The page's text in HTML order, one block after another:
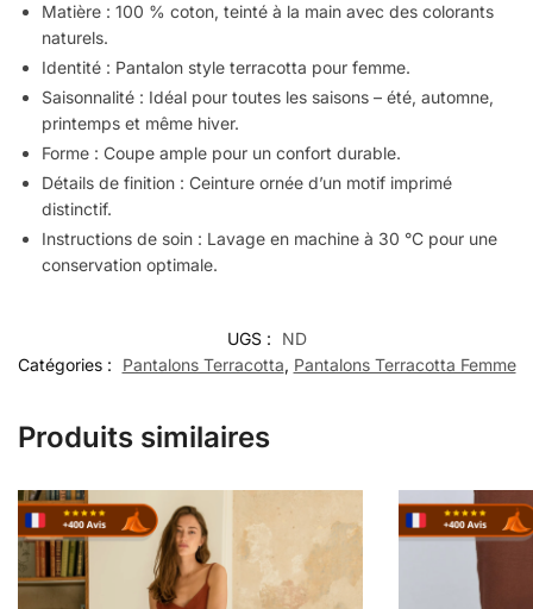
Matière : 100 % coton, teinté à la main avec des colorants
naturels.
Identité : Pantalon style terracotta pour femme.
Saisonnalité : Idéal pour toutes les saisons – été, automne,
printemps et même hiver.
Forme : Coupe ample pour un confort durable.
Détails de finition : Ceinture ornée d’un motif imprimé
distinctif.
Instructions de soin : Lavage en machine à 30 °C pour une
conservation optimale.
UGS :
ND
Catégories :
Pantalons Terracotta, Pantalons Terracotta Femme
Produits similaires